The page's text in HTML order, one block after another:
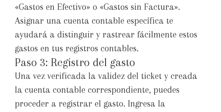
«Gastos en Efectivo» o «Gastos sin Factura».
Asignar una cuenta contable específica te
ayudará a distinguir y rastrear fácilmente estos
gastos en tus registros contables.
Paso 3: Registro del gasto
Una vez verificada la validez del ticket y creada
la cuenta contable correspondiente, puedes
proceder a registrar el gasto. Ingresa la